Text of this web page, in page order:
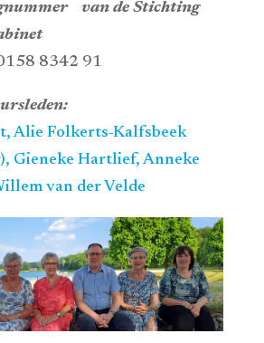
van de Stichting
8342 91
Alie Folkerts-Kalfsbeek
Gieneke Hartlief, Anneke
van der Velde